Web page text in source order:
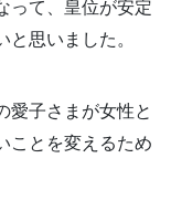
って、皇位が安定
思いました。
愛子さまが女性と
ことを変えるため